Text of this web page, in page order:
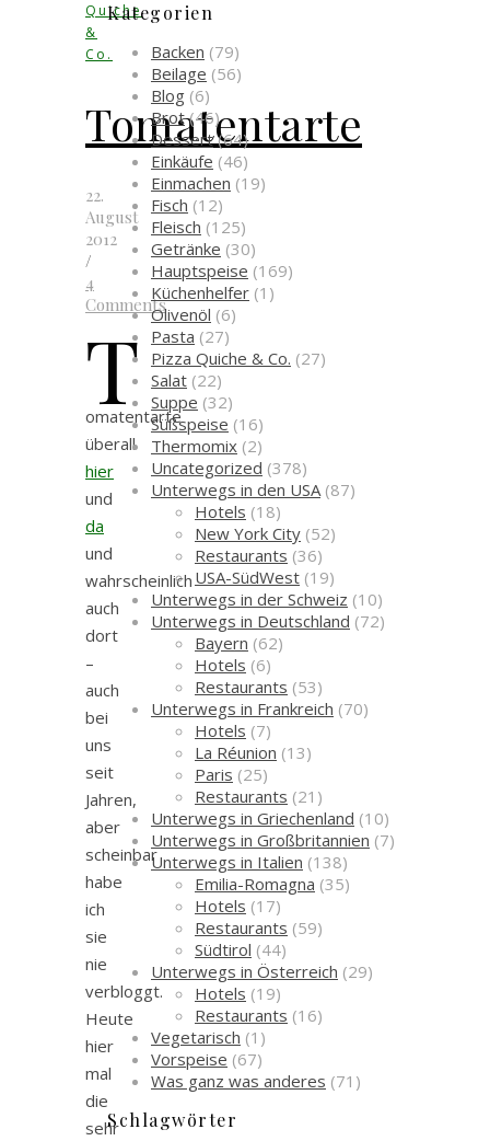
Quiche
&
Co.
Tomatentarte
22.
August
2012
/
4
Comments
T
omatentarte
überall
hier
und
da
und
wahrscheinlich
auch
dort
–
auch
bei
uns
seit
Jahren,
aber
scheinbar
habe
ich
sie
nie
verbloggt.
Heute
hier
mal
die
sehr
Kategorien
Backen (79)
Beilage (56)
Blog (6)
Brot(46)
Dessert(64)
Einkäufe (46)
Einmachen (19)
Fisch (12)
Fleisch (125)
Getränke (30)
Hauptspeise (169)
Küchenhelfer (1)
Olivenöl (6)
Pasta (27)
Pizza Quiche & Co. (27)
Salat (22)
Suppe (32)
Süßspeise (16)
Thermomix (2)
Uncategorized (378)
Unterwegs in den USA(87)
Hotels (18)
New York City (52)
Restaurants (36)
USA-SüdWest (19)
Unterwegs in der Schweiz (10)
Unterwegs in Deutschland (72)
Bayern (62)
Hotels (6)
Restaurants (53)
Unterwegs in Frankreich (70)
Hotels (7)
La Réunion (13)
Paris (25)
Restaurants (21)
Unterwegs in Griechenland (10)
Unterwegs in Großbritannien (7)
Unterwegs in Italien (138)
Emilia-Romagna (35)
Hotels (17)
Restaurants (59)
Südtirol (44)
Unterwegs in Österreich (29)
Hotels (19)
Restaurants (16)
Vegetarisch (1)
Vorspeise (67)
Was ganz was anderes (71)
Schlagwörter